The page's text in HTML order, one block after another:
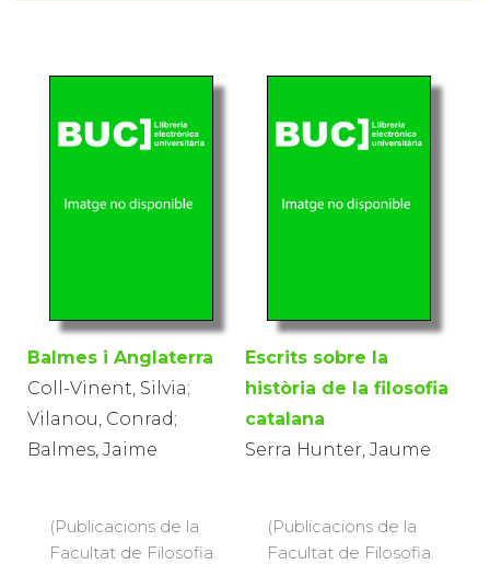
Balmes i Anglaterra
Coll-Vinent, Silvia;
Vilanou, Conrad;
Balmes, Jaime
(Publicacions de la
Facultat de Filosofia.
Escrits sobre la
història de la filosofia
catalana
Serra Hunter, Jaume
(Publicacions de la
Facultat de Filosofia.